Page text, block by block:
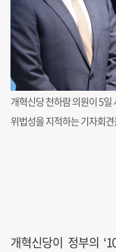
개혁신당 천하람 의원이 5
위법성을 지적하는 기자회
개혁신당이 정부의